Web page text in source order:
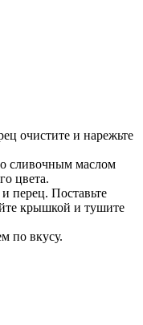
очистите и нарежьте
сливочным маслом
цвета.
перец. Поставьте
крышкой и тушите
по вкусу.